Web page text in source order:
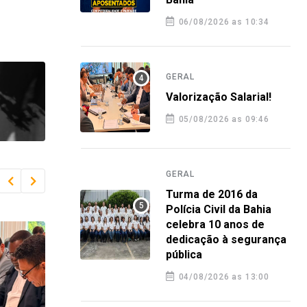
06/08/2026 as 10:34
GERAL
Valorização Salarial!
05/08/2026 as 09:46
GERAL
Turma de 2016 da
Polícia Civil da Bahia
celebra 10 anos de
dedicação à segurança
pública
04/08/2026 as 13:00